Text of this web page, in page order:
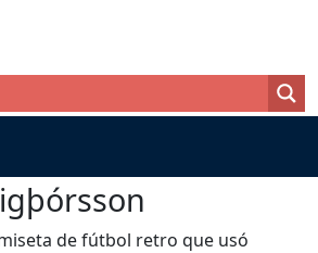
de fútbol retro que usó